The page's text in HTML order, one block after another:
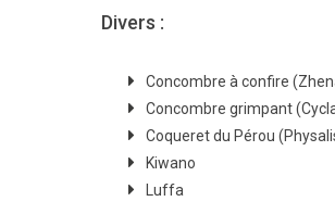
Divers :
Concombre à confire
Concombre grimpant
Coqueret du Pérou
Kiwano
Luffa